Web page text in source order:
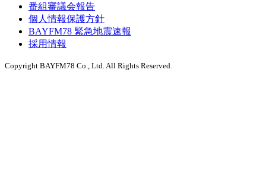
番組審議会報告
個人情報保護方針
BAYFM78 緊急地震速報
採用情報
Copyright BAYFM78 Co., Ltd. All Rights Reserved.